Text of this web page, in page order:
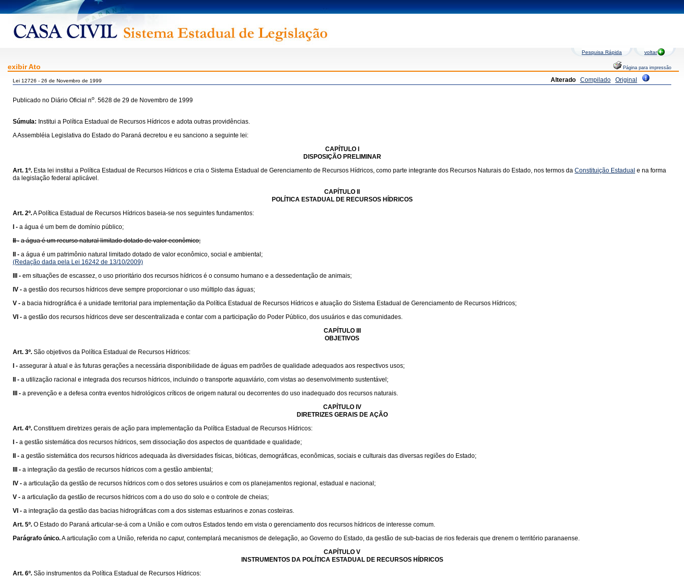
Pesquisa Rápida voltar
exibir Ato Página para impressão
Alterado Compilado Original
Lei 12726 - 26 de Novembro de 1999
Publicado no Diário Oficial no. 5628 de 29 de Novembro de 1999
Súmula: Institui a Política Estadual de Recursos Hídricos e adota outras providências.
A Assembléia Legislativa do Estado do Paraná decretou e eu sanciono a seguinte lei:
CAPÍTULO I
DISPOSIÇÃO PRELIMINAR
Art. 1º. Esta lei institui a Política Estadual de Recursos Hídricos e cria o Sistema Estadual de Gerenciamento de Recursos Hídricos, como parte integrante dos Recursos Naturais do Estado, nos termos da Constituição Estadual e na forma
da legislação federal aplicável.
CAPÍTULO II
POLÍTICA ESTADUAL DE RECURSOS HÍDRICOS
Art. 2º.A Política Estadual de Recursos Hídricos baseia-se nos seguintes fundamentos:
I - a água é um bem de domínio público;
II - a água é um recurso natural limitado dotado de valor econômico;
II - a água é um patrimônio natural limitado dotado de valor econômico, social e ambiental;
(Redação dada pela Lei 16242 de 13/10/2009)
III - em situações de escassez, o uso prioritário dos recursos hídricos é o consumo humano e a dessedentação de animais;
IV - a gestão dos recursos hídricos deve sempre proporcionar o uso múltiplo das águas;
V - a bacia hidrográfica é a unidade territorial para implementação da Política Estadual de Recursos Hídricos e atuação do Sistema Estadual de Gerenciamento de Recursos Hídricos;
VI - a gestão dos recursos hídricos deve ser descentralizada e contar com a participação do Poder Público, dos usuários e das comunidades.
CAPÍTULO III
OBJETIVOS
Art. 3º. São objetivos da Política Estadual de Recursos Hídricos:
I - assegurar à atual e às futuras gerações a necessária disponibilidade de águas em padrões de qualidade adequados aos respectivos usos;
II - a utilização racional e integrada dos recursos hídricos, incluindo o transporte aquaviário, com vistas ao desenvolvimento sustentável;
III - a prevenção e a defesa contra eventos hidrológicos críticos de origem natural ou decorrentes do uso inadequado dos recursos naturais.
CAPÍTULO IV
DIRETRIZES GERAIS DE AÇÃO
Art. 4º. Constituem diretrizes gerais de ação para implementação da Política Estadual de Recursos Hídricos:
I - a gestão sistemática dos recursos hídricos, sem dissociação dos aspectos de quantidade e qualidade;
II - a gestão sistemática dos recursos hídricos adequada às diversidades físicas, bióticas, demográficas, econômicas, sociais e culturais das diversas regiões do Estado;
III - a integração da gestão de recursos hídricos com a gestão ambiental;
IV - a articulação da gestão de recursos hídricos com o dos setores usuários e com os planejamentos regional, estadual e nacional;
V - a articulação da gestão de recursos hídricos com a do uso do solo e o controle de cheias;
VI - a integração da gestão das bacias hidrográficas com a dos sistemas estuarinos e zonas costeiras.
Art. 5º. O Estado do Paraná articular-se-á com a União e com outros Estados tendo em vista o gerenciamento dos recursos hídricos de interesse comum.
Parágrafo único.A articulação com a União, referida no caput, contemplará mecanismos de delegação, ao Governo do Estado, da gestão de sub-bacias de rios federais que drenem o território paranaense.
CAPÍTULO V
INSTRUMENTOS DA POLÍTICA ESTADUAL DE RECURSOS HÍDRICOS
Art. 6º. São instrumentos da Política Estadual de Recursos Hídricos: